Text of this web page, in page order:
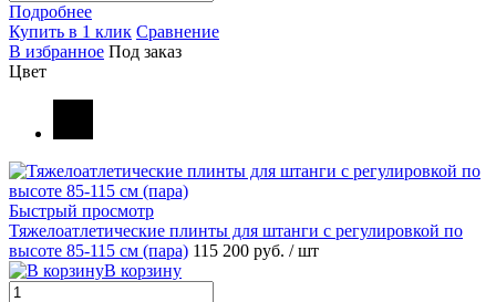
Подробнее
Купить в 1 клик Сравнение
В избранное Под заказ
Цвет
Быстрый просмотр
Тяжелоатлетические плинты для штанги с регулировкой по
высоте 85-115 см (пара) 115 200 руб. / шт
В корзину